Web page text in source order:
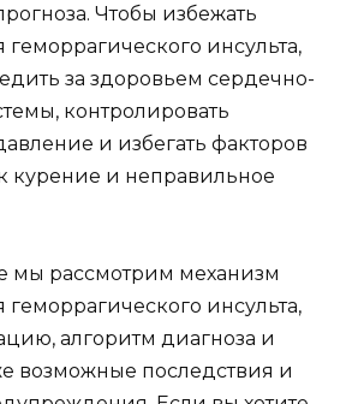
Чтобы избежать
инсульта,
за здоровьем сердечно-
контролировать
и избегать факторов
курение и неправильное
мы рассмотрим механизм
инсульта,
алгоритм диагноза и
возможные последствия и